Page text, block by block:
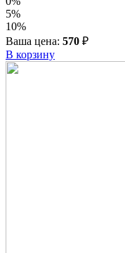
5%
10%
Ваша цена: 570 ₽
В корзину